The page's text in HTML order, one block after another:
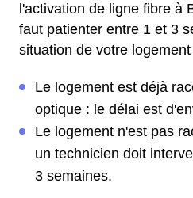
l'activation de ligne fibre à
faut patienter entre 1 et 3
situation de votre logement
Le logement est déjà
optique : le délai est
Le logement n'est pas
un technicien doit
3 semaines.